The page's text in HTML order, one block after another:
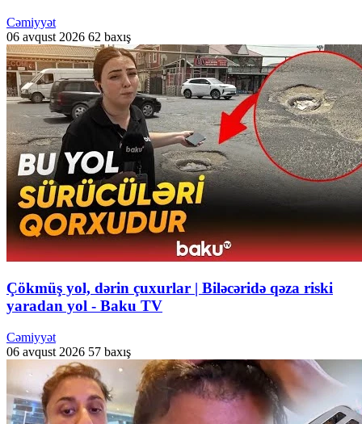
Cəmiyyət
06 avqust 2026 62 baxış
Çökmüş yol, dərin çuxurlar | Biləcəridə qəza riski
yaradan yol - Baku TV
Cəmiyyət
06 avqust 2026 57 baxış